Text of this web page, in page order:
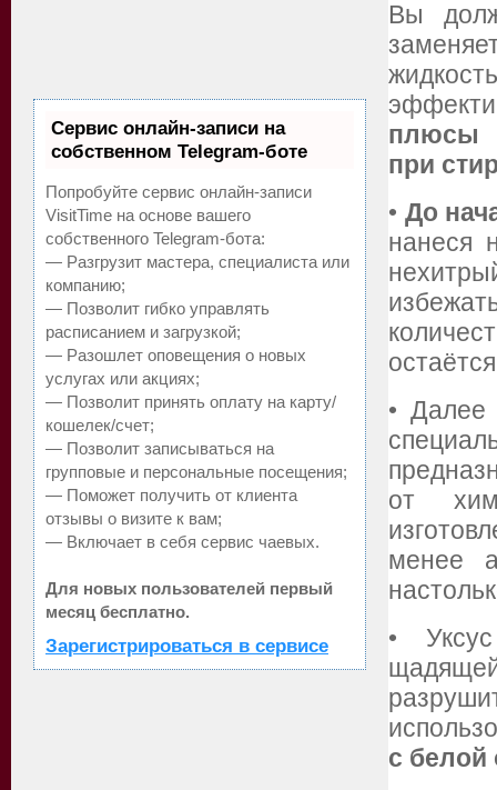
Вы
плюсы
при
• До
нанеся
•
от
менее
•
с
Сервис онлайн-записи на
собственном Telegram-боте
Попробуйте сервис онлайн-записи
VisitTime на основе вашего
собственного Telegram-бота:
— Разгрузит мастера, специалиста или
компанию;
— Позволит гибко управлять
расписанием и загрузкой;
— Разошлет оповещения о новых
услугах или акциях;
— Позволит принять оплату на карту/
кошелек/счет;
— Позволит записываться на
групповые и персональные посещения;
— Поможет получить от клиента
отзывы о визите к вам;
— Включает в себя сервис чаевых.
Для новых пользователей первый
месяц бесплатно.
Зарегистрироваться в сервисе